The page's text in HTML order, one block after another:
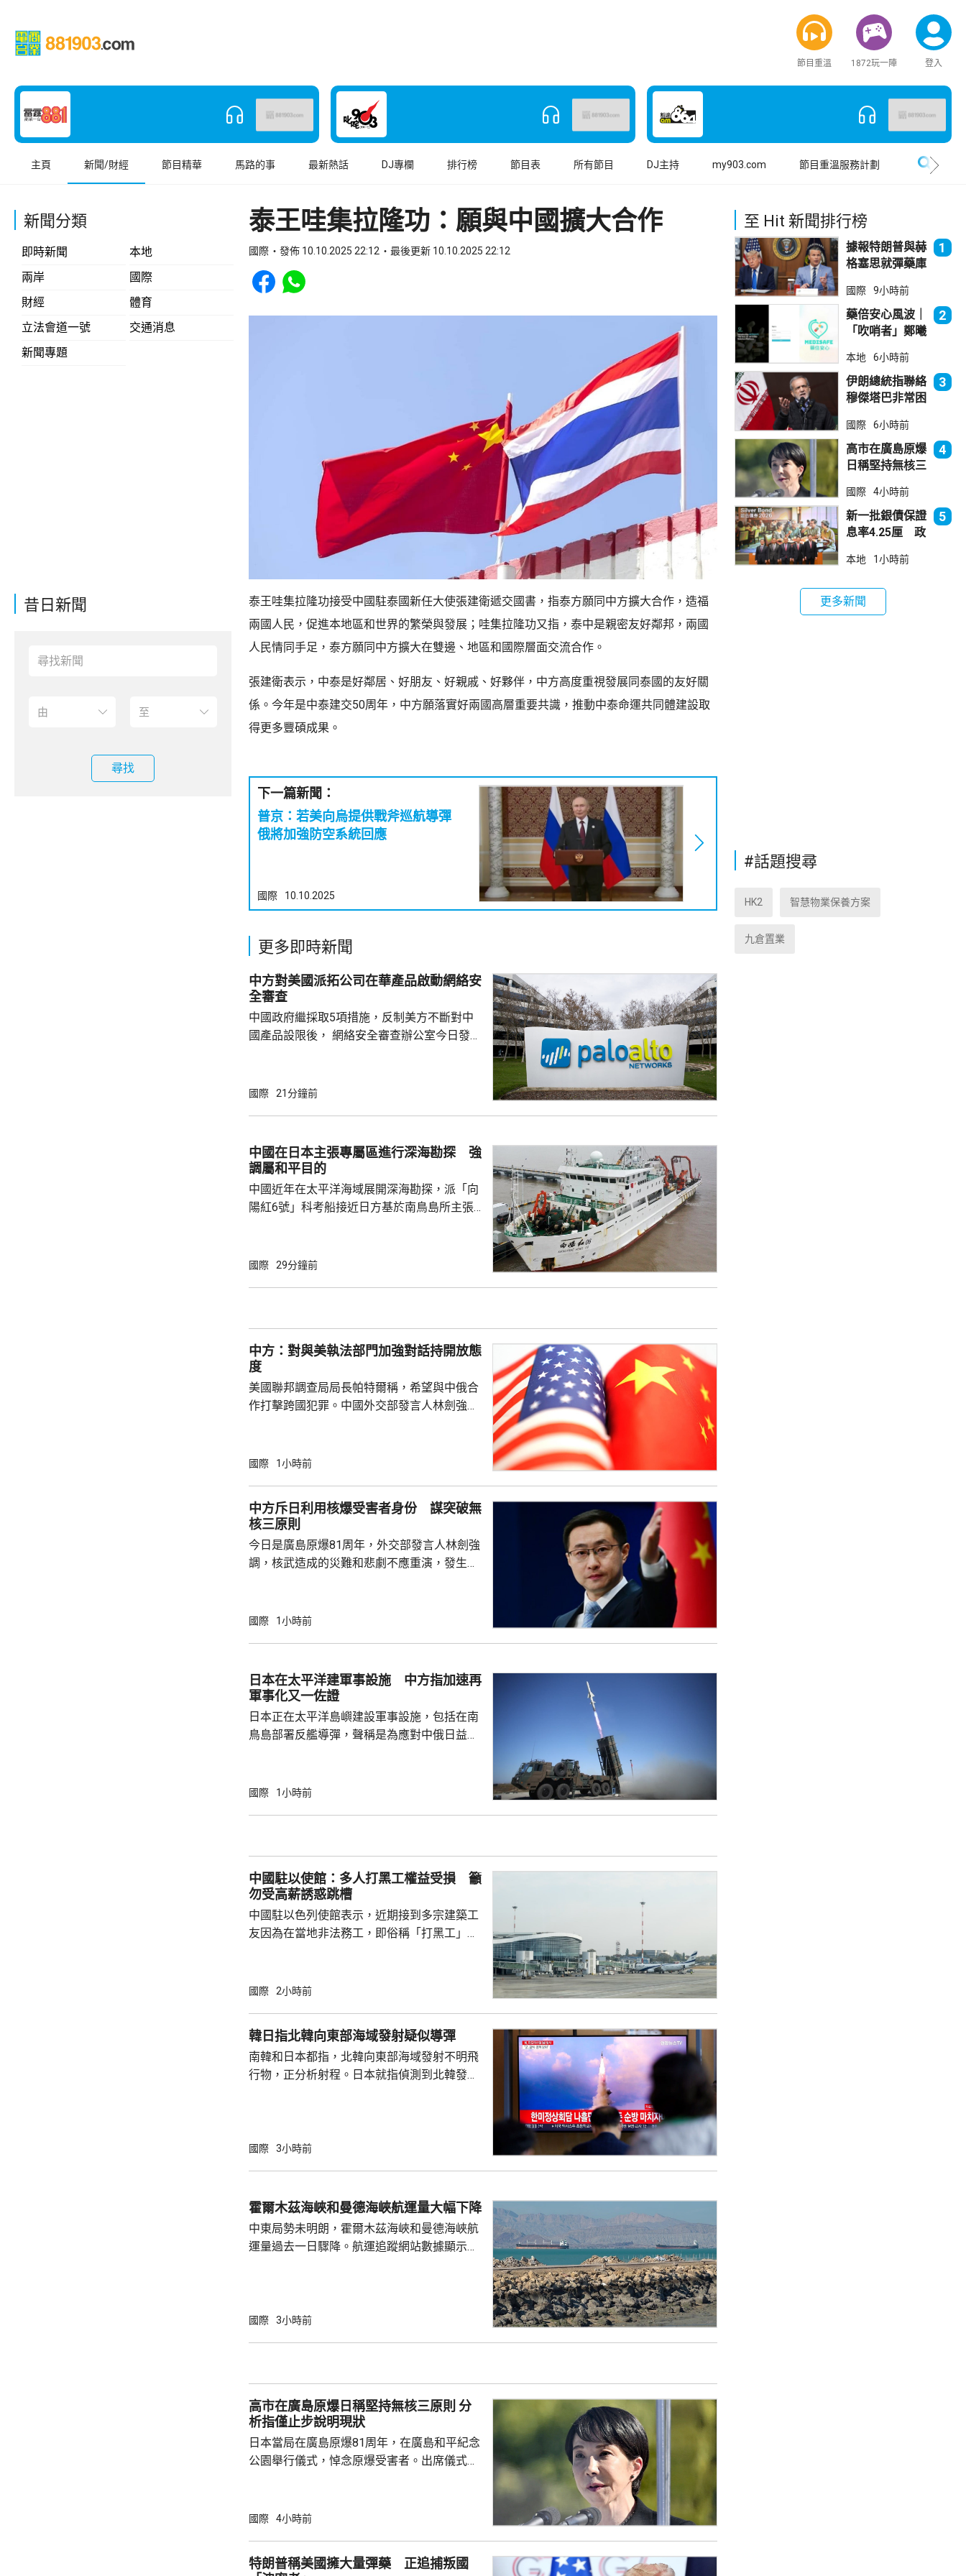
節目重溫 1872玩一陣 登入
主頁 新聞/財經 節目精華 馬路的事 最新熱話 DJ專欄 排行榜 節目表 所有節目 DJ主持 my903.com 節目重溫服務計劃
新聞分類
即時新聞
本地
兩岸
國際
財經
體育
立法會道一號
交通消息
新聞專題
昔日新聞
尋找
泰王哇集拉隆功：願與中國擴大合作
國際 發佈 10.10.2025 22:12 最後更新 10.10.2025 22:12
Share to Facebook
Share to WhatsApp
泰王哇集拉隆功接受中國駐泰國新任大使張建衛遞交國書，指泰方願同中方擴大合作，造福
兩國人民，促進本地區和世界的繁榮與發展；哇集拉隆功又指，泰中是親密友好鄰邦，兩國
人民情同手足，泰方願同中方擴大在雙邊、地區和國際層面交流合作。
張建衛表示，中泰是好鄰居、好朋友、好親戚、好夥伴，中方高度重視發展同泰國的友好關
係。今年是中泰建交50周年，中方願落實好兩國高層重要共識，推動中泰命運共同體建設取
得更多豐碩成果。
下一篇新聞：
普京：若美向烏提供戰斧巡航導彈
俄將加強防空系統回應
國際 10.10.2025
更多即時新聞
中方對美國派拓公司在華產品啟動網絡安
全審查
中國政府繼採取5項措施，反制美方不斷對中
國產品設限後， 網絡安全審查辦公室今日發公
公告指，為保障關鍵信息基礎設施安全穩定運
拓產品實施網絡安全審查。 商務部昨日宣布對
美國採取5項反制措施，包括加強無人機相關
兩用物項對出口管...
國際 21分鐘前
中國在日本主張專屬區進行深海勘探 強
調屬和平目的
中國近年在太平洋海域展開深海勘探，派「向
陽紅6號」科考船接近日方基於南鳥島所主張
林劍回應說，中方開展的海洋科研活動服務是
平洋區域，林劍強調，中國一貫奉行防禦性國
防政策，中國軍艦在有關海域活動完全符...
國際 29分鐘前
中方：對與美執法部門加強對話持開放態
度
美國聯邦調查局局長帕特爾稱，希望與中俄合
作打擊跨國犯罪。中國外交部發言人林劍強
神，與美方開展執法領域合作。至於雙方是否
國際 1小時前
中方斥日利用核爆受害者身份 謀突破無
核三原則
今日是廣島原爆81周年，外交部發言人林劍強
調，核武造成的災難和悲劇不應重演，發生核
右翼勢力長期篡改歷史事實，政治利用「核爆
脫侵略罪責，執政當局近來更企圖整軍擴武，
尋求美國強化對日本的核保護、圖謀突破「無
核三原則」，首相官邸高官甚至叫囂謀...
國際 1小時前
日本在太平洋建軍事設施 中方指加速再
軍事化又一佐證
日本正在太平洋島嶼建設軍事設施，包括在南
鳥島部署反艦導彈，聲稱是為應對中俄日益頻
日方停止造謠抹黑，切實反躬自省，認真汲取
日不僅拒絕反省歷史，還故技重施，不斷炮製
周邊國家威脅等虛假敘事，掩蓋持續強軍擴...
國際 1小時前
中國駐以使館：多人打黑工權益受損 籲
勿受高薪誘惑跳槽
中國駐以色列使館表示，近期接到多宗建築工
友因為在當地非法務工，即俗稱「打黑工」，
政策要求和當地法律規定，簽訂正規勞務合
和高薪誘惑，輕易跳槽。 使館呼籲，要特別關
注以色列方面對「打黑工」行為，正採取越來
越嚴厲的清理整頓和打擊，凡被查處者均會...
國際 2小時前
韓日指北韓向東部海域發射疑似導彈
南韓和日本都指，北韓向東部海域發射不明飛
行物，正分析射程。日本就指偵測到北韓發射
技術，以及作戰經驗的積累，南韓當局擔憂影
國際 3小時前
霍爾木茲海峽和曼德海峽航運量大幅下降
中東局勢未明朗，霍爾木茲海峽和曼德海峽航
運量過去一日驟降。航運追蹤網站數據顯示，
的20艘。 報道指，伊朗戰事2月開始前，每日
國際 3小時前
高市在廣島原爆日稱堅持無核三原則 分
析指僅止步說明現狀
日本當局在廣島原爆81周年，在廣島和平紀念
公園舉行儀式，悼念原爆受害者。出席儀式的
懈努力的使命，強調將繼續堅持「無核三原
述指明未來方向，但高市今次僅止步於現狀說
國際 4小時前
特朗普稱美國擁大量彈藥 正追捕叛國
至 Hit 新聞排行榜
據報特朗普與赫
格塞思就彈藥庫
1
國際 9小時前
藥倍安心風波｜
「吹哨者」鄭曦
釋放
2
本地 6小時前
伊朗總統指聯絡
穆傑塔巴非常困
製造分裂
3
國際 6小時前
高市在廣島原爆
日稱堅持無核三
止步說明現狀
4
國際 4小時前
新一批銀債保證
息率4.25厘 政
吸引力
5
本地 1小時前
更多新聞
#話題搜尋
HK2 智慧物業保養方案
九倉置業